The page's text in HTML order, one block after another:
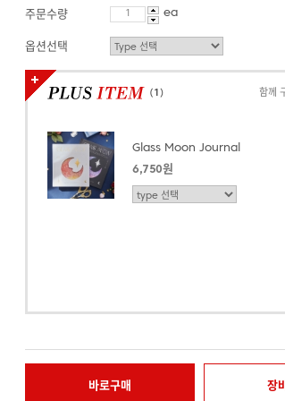
주문수량 ea
옵션선택
(1 ) 함께
Glass Moon Journal
6,750원
바로구매 장